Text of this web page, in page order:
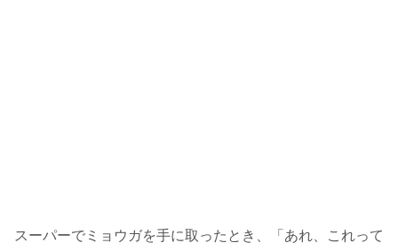
スーパーでミョウガを手に取ったとき、「あれ、これって